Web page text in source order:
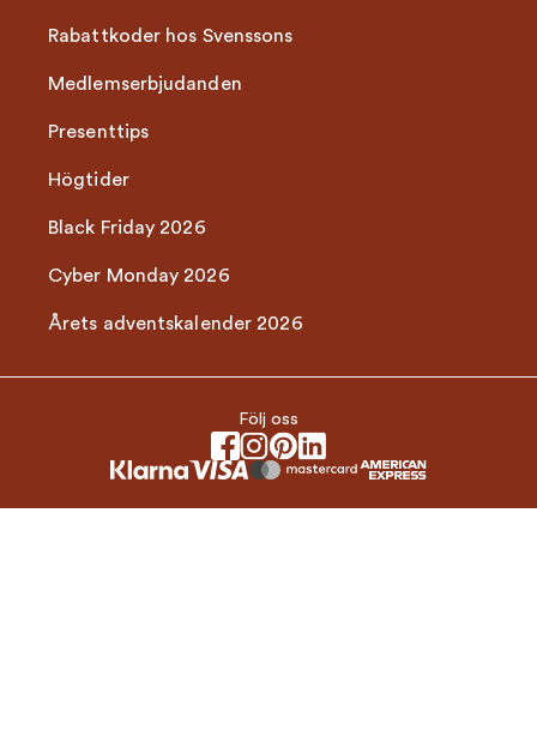
Rabattkoder hos Svenssons
Medlemserbjudanden
Presenttips
Högtider
Black Friday 2026
Cyber Monday 2026
Årets adventskalender 2026
Följ oss